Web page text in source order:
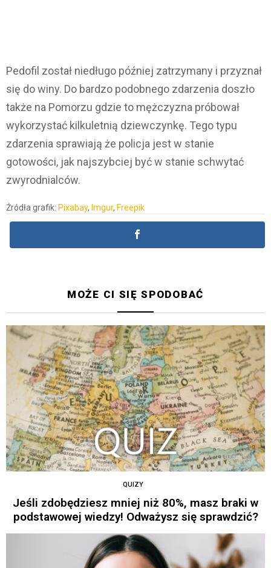
Pedofil został niedługo później zatrzymany i przyznał
się do winy. Do bardzo podobnego zdarzenia doszło
także na Pomorzu gdzie to mężczyzna próbował
wykorzystać kilkuletnią dziewczynkę. Tego typu
zdarzenia sprawiają że policja jest w stanie
gotowości, jak najszybciej być w stanie schwytać
zwyrodnialców.
Źródła grafik: Pixabay, Imgur, Freepik
MOŻE CI SIĘ SPODOBAĆ
QUIZY
Jeśli zdobędziesz mniej niż 80%, masz braki w
podstawowej wiedzy! Odważysz się sprawdzić?